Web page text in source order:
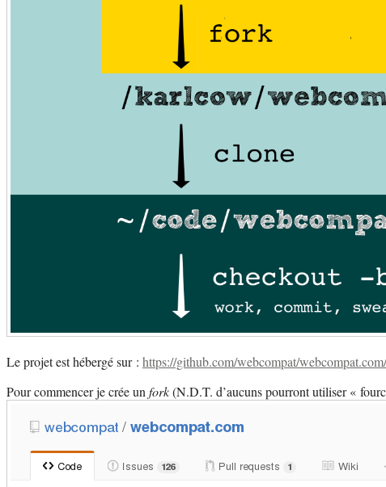
Le projet est hébergé sur : https://github.com/webcompat/webcompat.com/
Pour commencer je crée unfork(N.D.T. d’aucuns pourront utiliser «